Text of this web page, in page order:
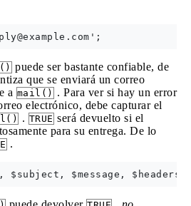
puede ser bastante confiable, de
que se enviará un correo
a mail()
. Para ver si hay un error
electrónico, debe capturar el
. TRUE será devuelto si el
para su entrega. De lo
.